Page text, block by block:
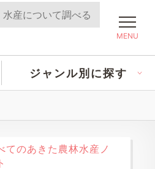
MENU
ジャンル別に探す
てのあきた農林水産ノ